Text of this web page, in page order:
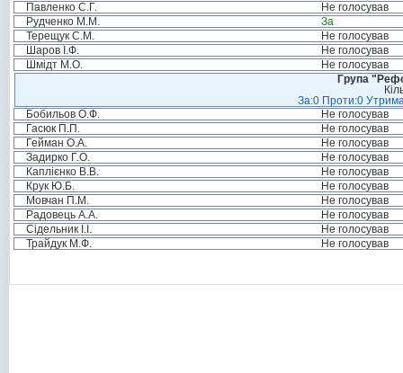
Павленко С.Г.
Не голосував
Рудченко М.М.
За
Терещук С.М.
Не голосував
Шаров І.Ф.
Не голосував
Шмідт М.О.
Не голосував
Група
За:0 Проти:0
Бобильов О.Ф.
Не голосував
Гасюк П.П.
Не голосував
Гейман О.А.
Не голосував
Задирко Г.О.
Не голосував
Каплієнко В.В.
Не голосував
Крук Ю.Б.
Не голосував
Мовчан П.М.
Не голосував
Радовець А.А.
Не голосував
Сідельник І.І.
Не голосував
Трайдук М.Ф.
Не голосував